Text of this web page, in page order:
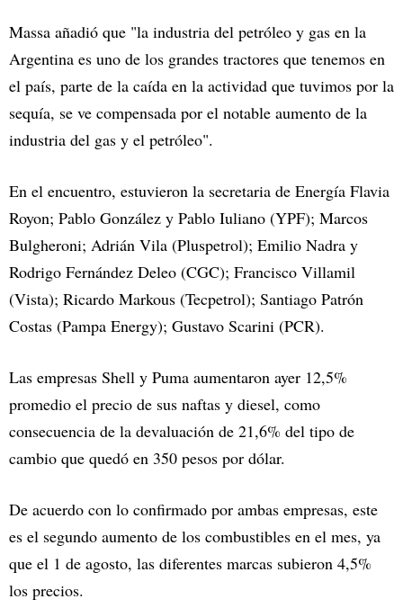
Massa añadió que "la industria del petróleo y gas en la
Argentina es uno de los grandes tractores que tenemos en
el país, parte de la caída en la actividad que tuvimos por la
sequía, se ve compensada por el notable aumento de la
industria del gas y el petróleo".
En el encuentro, estuvieron la secretaria de Energía Flavia
Royon; Pablo González y Pablo Iuliano (YPF); Marcos
Bulgheroni; Adrián Vila (Pluspetrol); Emilio Nadra y
Rodrigo Fernández Deleo (CGC); Francisco Villamil
(Vista); Ricardo Markous (Tecpetrol); Santiago Patrón
Costas (Pampa Energy); Gustavo Scarini (PCR).
Las empresas Shell y Puma aumentaron ayer 12,5%
promedio el precio de sus naftas y diesel, como
consecuencia de la devaluación de 21,6% del tipo de
cambio que quedó en 350 pesos por dólar.
De acuerdo con lo confirmado por ambas empresas, este
es el segundo aumento de los combustibles en el mes, ya
que el 1 de agosto, las diferentes marcas subieron 4,5%
los precios.